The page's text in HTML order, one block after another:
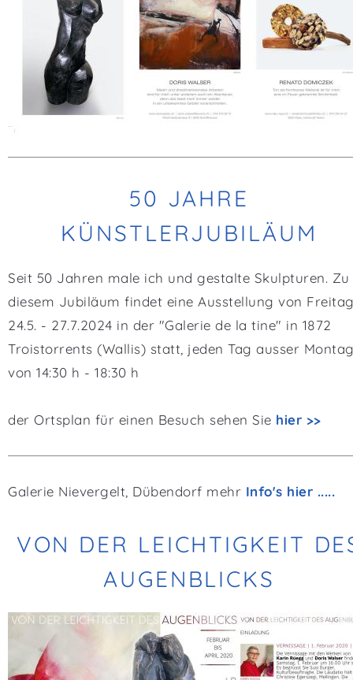
50 JAHRE
KÜNSTLERJUBILÄUM
Seit 50 Jahren male ich und gestalte Skulpturen. Zu
diesem Jubiläum findet eine Ausstellung von
24.5. - 27.7.2024 in der "Galerie de la tine" in 1872
Troistorrents (Wallis) statt, jeden Tag ausser
von 14:30 h - 18:30 h
der Ortsplan für einen Besuch sehen Sie hier >>
Galerie Nievergelt, Dübendorf mehr Info's hier .....
VON DER LEICHTIGKEIT
AUGENBLICKS